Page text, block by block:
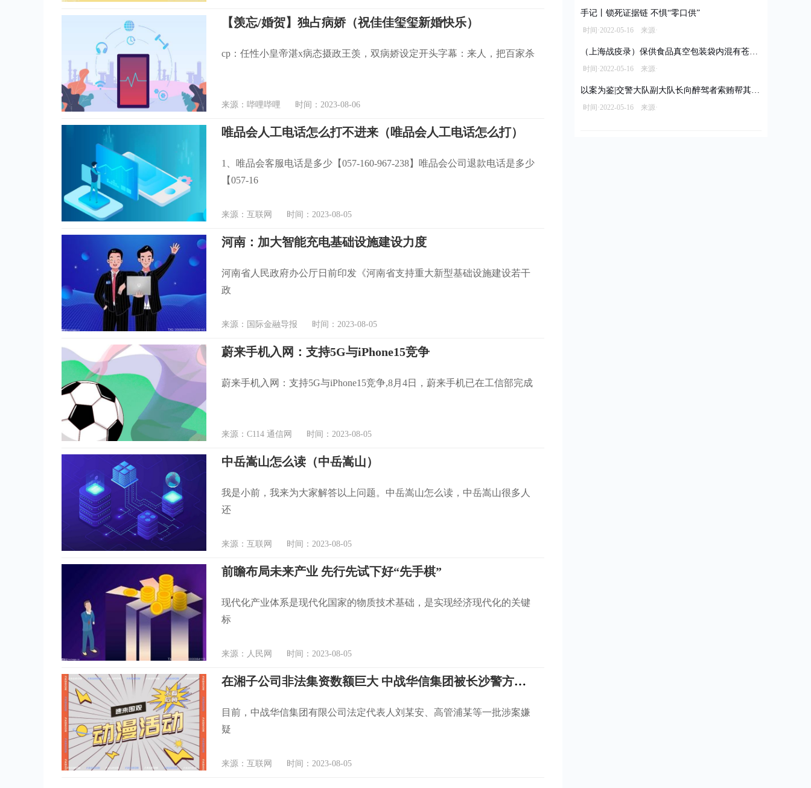
【羡忘/婚贺】独占病娇（祝佳佳玺玺新婚快乐）
cp：任性小皇帝湛x病态摄政王羡，双病娇设定开头字幕：来人，把百家杀
来源：哔哩哔哩 时间：2023-08-06
唯品会人工电话怎么打不进来（唯品会人工电话怎么打）
1、唯品会客服电话是多少【057-160-967-238】唯品会公司退款电话是多少
【057-16
来源：互联网 时间：2023-08-05
河南：加大智能充电基础设施建设力度
河南省人民政府办公厅日前印发《河南省支持重大新型基础设施建设若干
政
来源：国际金融导报 时间：2023-08-05
蔚来手机入网：支持5G与iPhone15竞争
蔚来手机入网：支持5G与iPhone15竞争,8月4日，蔚来手机已在工信部完成
来源：C114 通信网 时间：2023-08-05
中岳嵩山怎么读（中岳嵩山）
我是小前，我来为大家解答以上问题。中岳嵩山怎么读，中岳嵩山很多人
还
来源：互联网 时间：2023-08-05
前瞻布局未来产业 先行先试下好“先手棋”
现代化产业体系是现代化国家的物质技术基础，是实现经济现代化的关键
标
来源：人民网 时间：2023-08-05
在湘子公司非法集资数额巨大 中战华信集团被长沙警方立案侦查
目前，中战华信集团有限公司法定代表人刘某安、高管浦某等一批涉案嫌
疑
来源：互联网 时间：2023-08-05
手记丨锁死证据链 不惧“零口供”
时间·2022-05-16 来源·
（上海战疫录）保供食品真空包装袋内混有苍蝇 经销商被立案调查拟罚款10万元
时间·2022-05-16 来源·
以案为鉴|交警大队副大队长向醉驾者索贿帮其脱罪
时间·2022-05-16 来源·